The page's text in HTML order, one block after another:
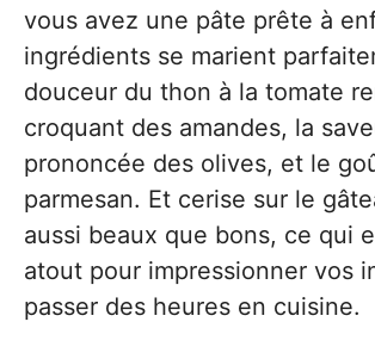
vous avez une pâte prête à
ingrédients se marient
douceur du thon à la tomate
croquant des amandes, la
prononcée des olives, et le
parmesan. Et cerise sur le
aussi beaux que bons, ce qui
atout pour impressionner vos
passer des heures en cuisine.